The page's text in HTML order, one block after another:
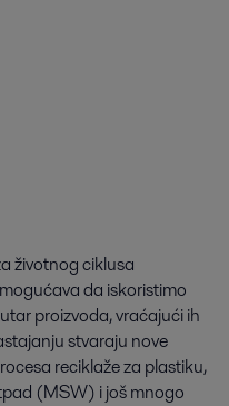
životnog ciklusa
da iskoristimo
proizvoda, vraćajući ih
stvaraju nove
reciklaže za plastiku,
(MSW) i još mnogo